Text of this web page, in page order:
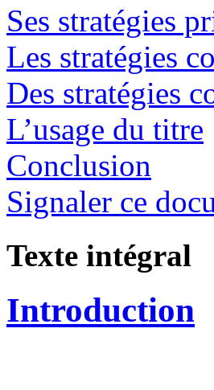
Ses stratégies
Les stratégies
Des stratégies
L’usage du titre
Conclusion
Signaler ce
Texte intégral
Introduction